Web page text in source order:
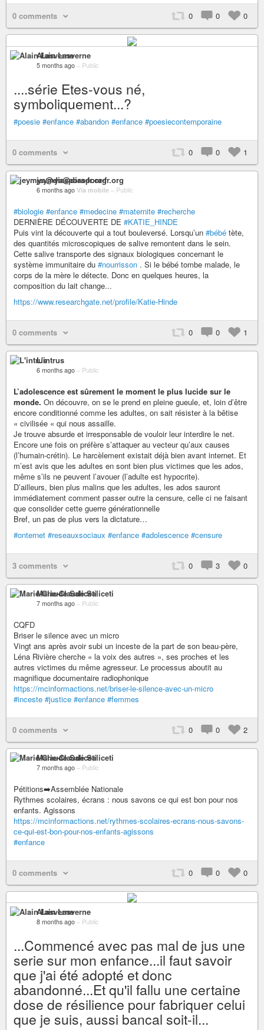
0 comments 0 0 0
Alain Lasverne
5 months ago – Public
....série Etes-vous né,
symboliquement...?
#poesie #enfance #abandon #enfance #poesiecontemporaine
0 comments 0 0 1
jeymya@diaspora-fr.org
6 months ago Via mobile – Public
#biologie #enfance #medecine #maternite #recherche
DERNIÈRE DÉCOUVERTE DE #KATIE_HINDE
Puis vint la découverte qui a tout bouleversé. Lorsqu’un #bébé tète,
des quantités microscopiques de salive remontent dans le sein.
Cette salive transporte des signaux biologiques concernant le
système immunitaire du #nourrisson . Si le bébé tombe malade, le
corps de la mère le détecte. Donc en quelques heures, la
composition du lait change...
https://www.researchgate.net/profile/Katie-Hinde
0 comments 0 0 1
L'intrus
6 months ago – Public
L’adolescence est sûrement le moment le plus lucide sur le
monde. On découvre, on se le prend en pleine gueule, et, loin d’être
encore conditionné comme les adultes, on sait résister à la bêtise
« civilisée « qui nous assaille.
Je trouve absurde et irresponsable de vouloir leur interdire le net.
Encore une fois on préfère s’attaquer au vecteur qu’aux causes
(l’humain-crétin). Le harcèlement existait déjà bien avant internet. Et
m’est avis que les adultes en sont bien plus victimes que les ados,
même s’ils ne peuvent l’avouer (l’adulte est hypocrite).
D’ailleurs, bien plus malins que les adultes, les ados sauront
immédiatement comment passer outre la censure, celle ci ne faisant
que consolider cette guerre générationnelle
Bref, un pas de plus vers la dictature…
#onternet #reseauxsociaux #enfance #adolescence #censure
3 comments 0 3 0
Marie-Claude Saliceti
7 months ago – Public
CQFD
Briser le silence avec un micro
Vingt ans après avoir subi un inceste de la part de son beau-père,
Léna Rivière cherche « la voix des autres », ses proches et les
autres victimes du même agresseur. Le processus aboutit au
magnifique documentaire radiophonique
https://mcinformactions.net/briser-le-silence-avec-un-micro
#inceste #justice #enfance #femmes
0 comments 0 0 2
Marie-Claude Saliceti
7 months ago – Public
Pétitions➡️Assemblée Nationale
Rythmes scolaires, écrans : nous savons ce qui est bon pour nos
enfants. Agissons
https://mcinformactions.net/rythmes-scolaires-ecrans-nous-savons-
ce-qui-est-bon-pour-nos-enfants-agissons
#enfance
0 comments 0 0 0
Alain Lasverne
8 months ago – Public
...Commencé avec pas mal de jus une
serie sur mon enfance...il faut savoir
que j'ai été adopté et donc
abandonné...Et qu'il fallu une certaine
dose de résilience pour fabriquer celui
que je suis, aussi bancal soit-il...